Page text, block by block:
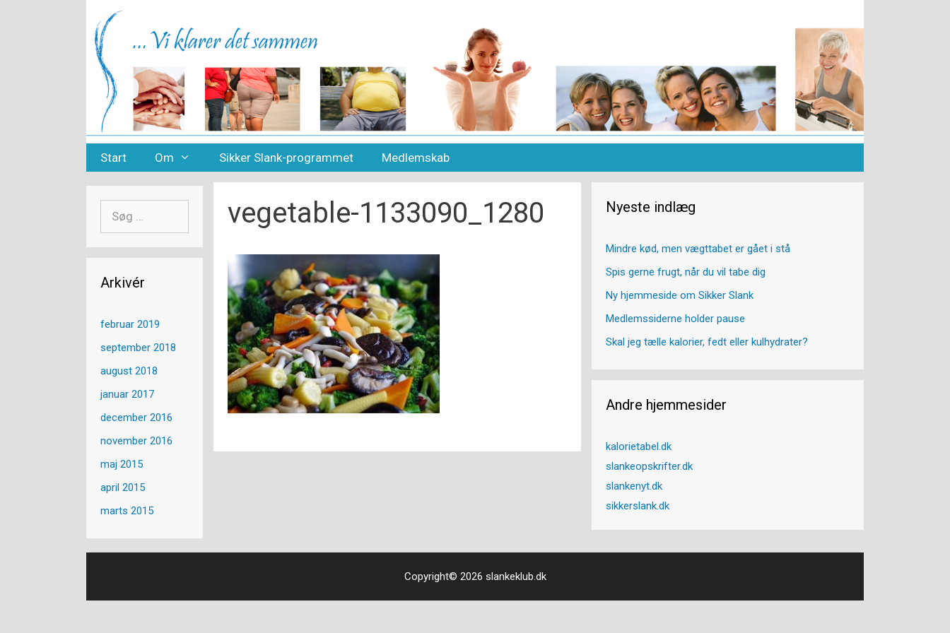
Start Om Sikker Slank-programmet Medlemskab
vegetable-1133090_1280
Søg
Arkivér
februar 2019
september 2018
august 2018
januar 2017
december 2016
november 2016
maj 2015
april 2015
marts 2015
Nyeste indlæg
Mindre kød, men vægttabet er gået i stå
Spis gerne frugt, når du vil tabe dig
Ny hjemmeside om Sikker Slank
Medlemssiderne holder pause
Skal jeg tælle kalorier, fedt eller kulhydrater?
Andre hjemmesider
kalorietabel.dk
slankeopskrifter.dk
slankenyt.dk
sikkerslank.dk
Copyright© 2026 slankeklub.dk